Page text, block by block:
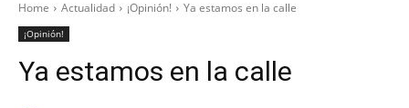
Home Actualidad ¡Opinión! Ya estamos en la calle
¡Opinión!
Ya estamos en la calle